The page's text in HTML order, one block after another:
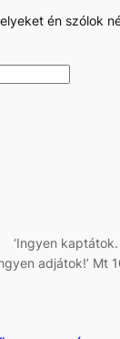
én szólok
‘Ingyen kaptátok.
adjátok!’ Mt